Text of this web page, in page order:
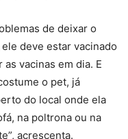
de deixar o
deve estar vacinado
vacinas em dia. E
o pet, já
do local onde ela
na poltrona ou na
acrescenta.